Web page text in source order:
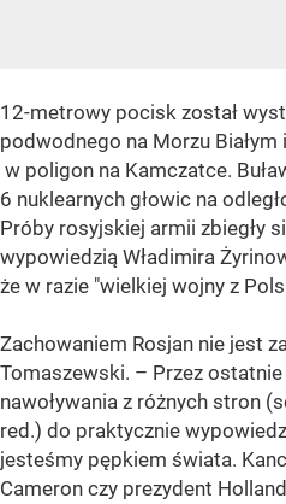
12-metrowy pocisk został
podwodnego na Morzu
w poligon na Kamczatce.
6 nuklearnych głowic na
Próby rosyjskiej armii zbiegły
wypowiedzią Władimira
że w razie "wielkiej wojny z
Zachowaniem Rosjan nie jest
Tomaszewski. – Przez ostatnie
nawoływania z różnych stron
red.) do praktycznie
jesteśmy pępkiem świata.
Cameron czy prezydent